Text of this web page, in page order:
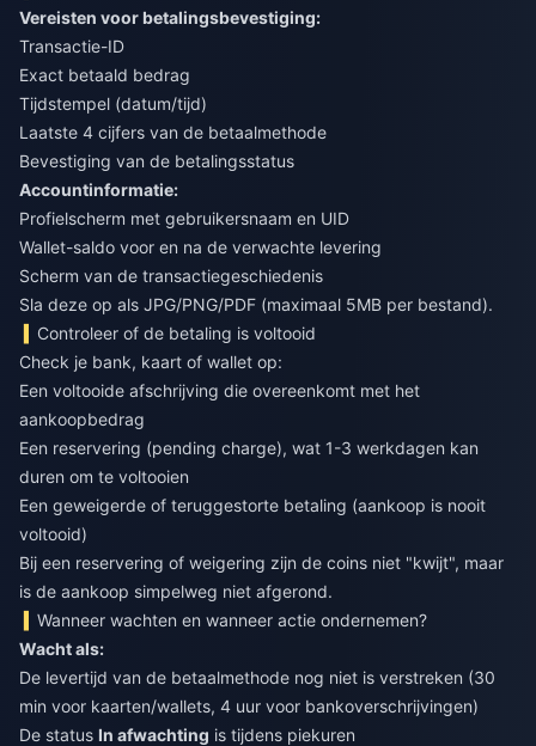
Vereisten voor betalingsbevestiging:
Transactie-ID
Exact betaald bedrag
Tijdstempel (datum/tijd)
Laatste 4 cijfers van de betaalmethode
Bevestiging van de betalingsstatus
Accountinformatie:
Profielscherm met gebruikersnaam en UID
Wallet-saldo voor en na de verwachte levering
Scherm van de transactiegeschiedenis
Sla deze op als JPG/PNG/PDF (maximaal 5MB per bestand).
Controleer of de betaling is voltooid
Check je bank, kaart of wallet op:
Een voltooide afschrijving die overeenkomt met het
aankoopbedrag
Een reservering (pending charge), wat 1-3 werkdagen kan
duren om te voltooien
Een geweigerde of teruggestorte betaling (aankoop is nooit
voltooid)
Bij een reservering of weigering zijn de coins niet "kwijt", maar
is de aankoop simpelweg niet afgerond.
Wanneer wachten en wanneer actie ondernemen?
Wacht als:
De levertijd van de betaalmethode nog niet is verstreken (30
min voor kaarten/wallets, 4 uur voor bankoverschrijvingen)
De status In afwachting is tijdens piekuren